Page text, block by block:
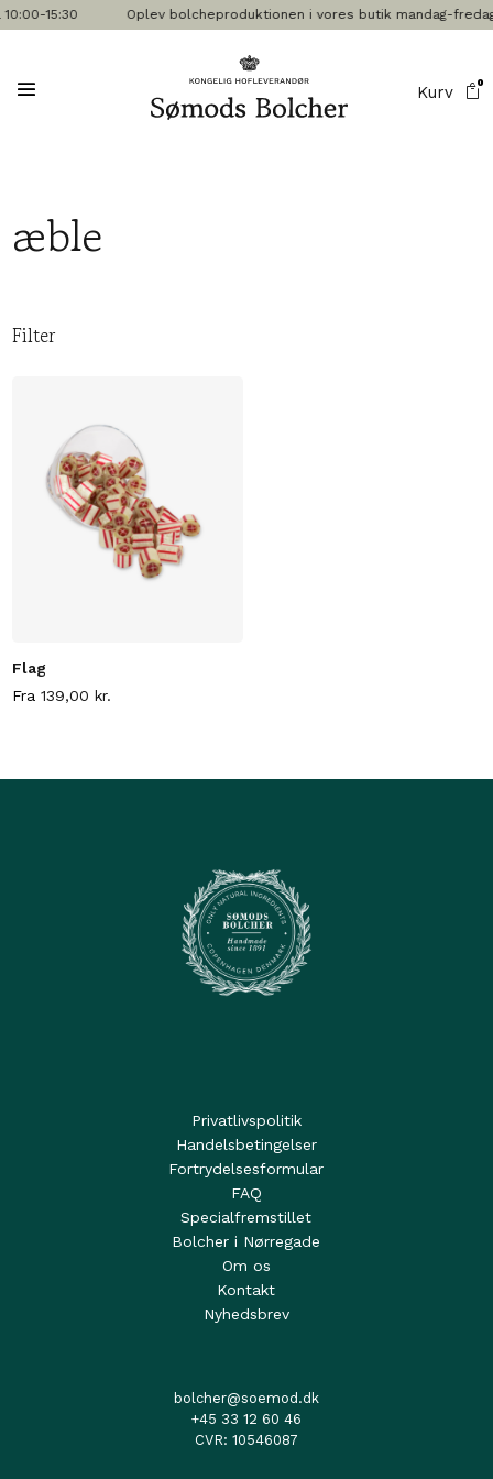
15:30 Oplev bolcheproduktionen i vores butik mandag-fredag
Kurv 0
æble
Filter
Flag
Fra139,00kr.
Privatlivspolitik
Handelsbetingelser
Fortrydelsesformular
FAQ
Specialfremstillet
Bolcher i Nørregade
Om os
Kontakt
Nyhedsbrev
bolcher@soemod.dk
+45 33 12 60 46
CVR: 10546087